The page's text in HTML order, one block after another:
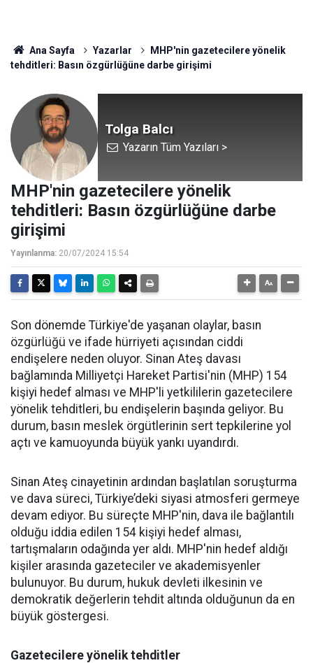
Ana Sayfa Yazarlar
MHP'nin gazetecilere yönelik
tehditleri: Basın özgürlüğüne darbe girişimi
Tolga Balcı
Yazarın Tüm Yazıları >
MHP'nin gazetecilere yönelik
tehditleri: Basın özgürlüğüne darbe
girişimi
Yayınlanma: 20/07/2024 15:54
Son dönemde Türkiye'de yaşanan olaylar, basın
özgürlüğü ve ifade hürriyeti açısından ciddi
endişelere neden oluyor. Sinan Ateş davası
bağlamında Milliyetçi Hareket Partisi'nin (MHP) 154
kişiyi hedef alması ve MHP'li yetkililerin gazetecilere
yönelik tehditleri, bu endişelerin başında geliyor. Bu
durum, basın meslek örgütlerinin sert tepkilerine yol
açtı ve kamuoyunda büyük yankı uyandırdı.
Sinan Ateş cinayetinin ardından başlatılan soruşturma
ve dava süreci, Türkiye’deki siyasi atmosferi germeye
devam ediyor. Bu süreçte MHP'nin, dava ile bağlantılı
olduğu iddia edilen 154 kişiyi hedef alması,
tartışmaların odağında yer aldı. MHP'nin hedef aldığı
kişiler arasında gazeteciler ve akademisyenler
bulunuyor. Bu durum, hukuk devleti ilkesinin ve
demokratik değerlerin tehdit altında olduğunun da en
büyük göstergesi.
Gazetecilere yönelik tehditler